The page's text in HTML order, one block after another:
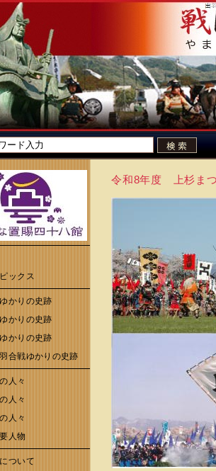
ックス
かりの史跡
かりの史跡
かりの史跡
合戦ゆかりの史跡
人々
人々
人々
人物
ついて
令和8年度 上杉ま